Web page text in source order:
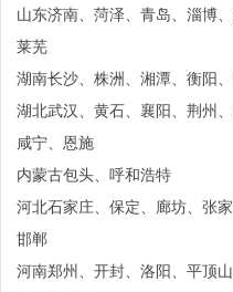
山东济南、菏泽、青岛、淄博
莱芜
湖南长沙、株洲、湘潭、衡阳
湖北武汉、黄石、襄阳、荆州
咸宁、恩施
内蒙古包头、呼和浩特
河北石家庄、保定、廊坊、张
邯郸
河南郑州、开封、洛阳、平顶